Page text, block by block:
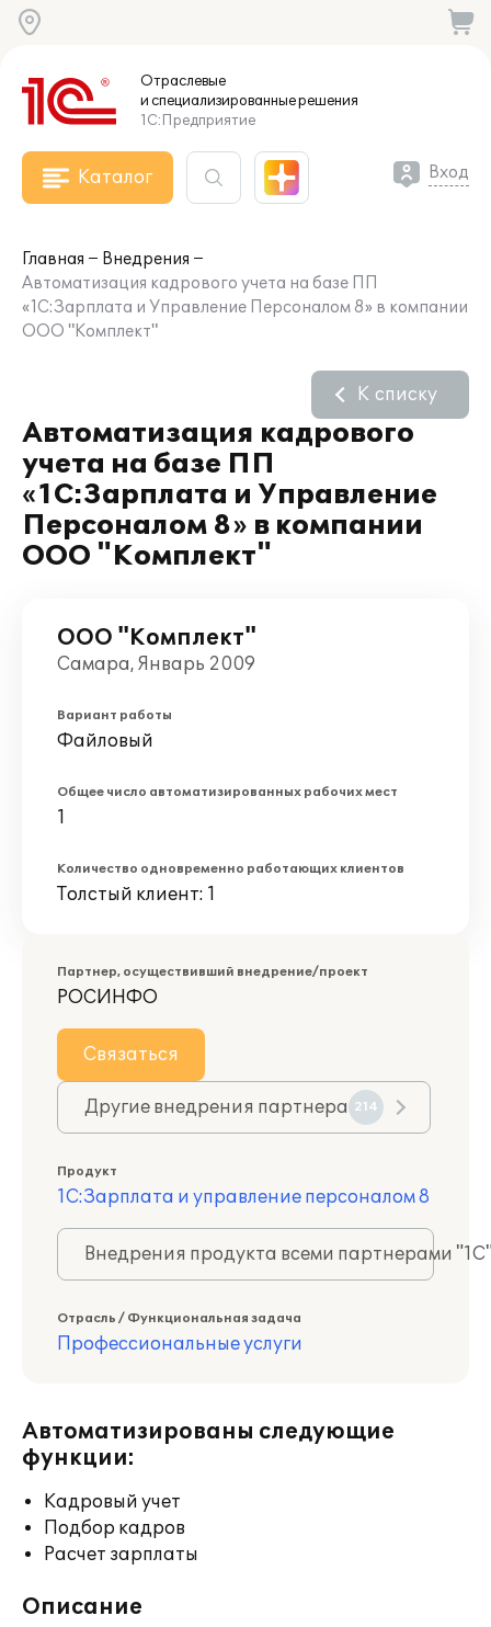
Отраслевые
и специализированныерешения
1С:Предприятие
Каталог Вход
Главная
Внедрения
Автоматизация кадрового учета на базе ПП
«1С:Зарплата и Управление Персоналом 8» в компании
ООО "Комплект"
Автоматизация кадрового
учета на базе ПП
«1С:Зарплата и Управление
Персоналом 8» в компании
ООО "Комплект"
К списку
ООО "Комплект"
Самара, Январь 2009
Вариант работы
Файловый
Общее число автоматизированных рабочих мест
1
Количество одновременно работающих клиентов
Толстый клиент: 1
Партнер, осуществивший внедрение/проект
РОСИНФО
Связаться
Другие внедрения партнера 214
Продукт
1С:Зарплата и управление персоналом 8
Внедрения продукта всеми партнерами
Отрасль / Функциональная задача
Профессиональные услуги
Автоматизированы следующие
функции:
Кадровый учет
Подбор кадров
Расчет зарплаты
Описание